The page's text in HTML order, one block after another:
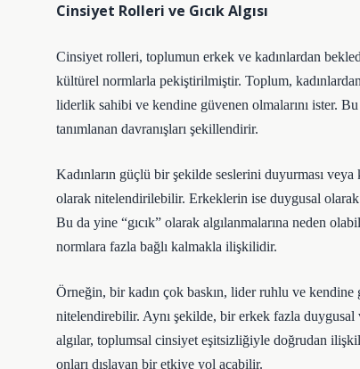
Cinsiyet Rolleri ve Gıcık Algısı
Cinsiyet rolleri, toplumun erkek ve kadınlardan
kültürel normlarla pekiştirilmiştir. Toplum,
liderlik sahibi ve kendine güvenen olmalarını ister. Bu
tanımlanan davranışları şekillendirir.
Kadınların güçlü bir şekilde seslerini duyurması
olarak nitelendirilebilir. Erkeklerin ise duygusal
Bu da yine “gıcık” olarak algılanmalarına neden
normlara fazla bağlı kalmakla ilişkilidir.
Örneğin, bir kadın çok baskın, lider ruhlu ve
nitelendirebilir. Aynı şekilde, bir erkek fazla
algılar, toplumsal cinsiyet eşitsizliğiyle doğrudan
onları dışlayan bir etkiye yol açabilir.